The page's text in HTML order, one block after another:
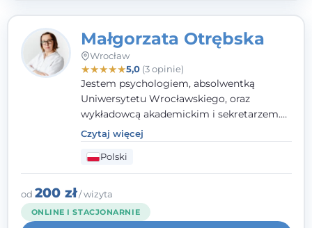
Małgorzata Otrębska
Wrocław
★★★★★5,0(3 opinie)
Jestem psychologiem, absolwentką
Uniwersytetu Wrocławskiego, oraz
wykładowcą akademickim i sekretarzem.
Dodatkowo mam kwalifikacje mediatora,
specjalizując się w sprawach rodzinnych,
cywilnych oraz karnych.
Czytaj więcej
Polski
od 200 zł/ wizyta
ONLINE I STACJONARNIE